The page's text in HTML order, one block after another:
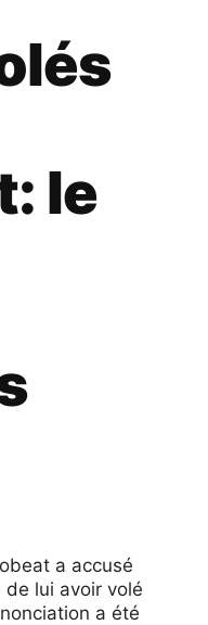
le
a accusé
lui avoir volé
a été